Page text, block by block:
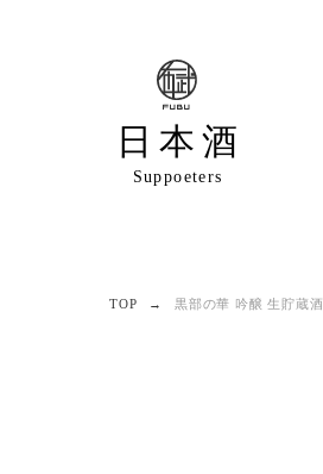
日本酒
Suppoeters
TOP 黒部の華 吟醸 生貯蔵酒